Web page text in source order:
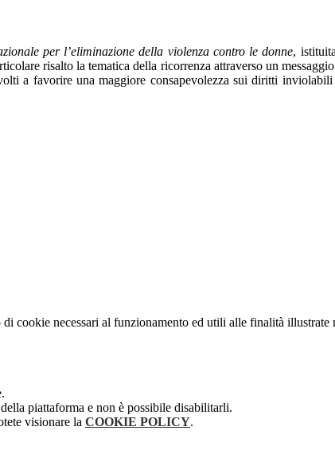
per l’eliminazione della violenza contro le donne,
risalto la tematica della ricorrenza attraverso un
a favorire una maggiore consapevolezza sui diritti
cookie necessari al funzionamento ed utili alle finalità illustrate
piattaforma e non è possibile disabilitarli.
visionare la COOKIE POLICY.